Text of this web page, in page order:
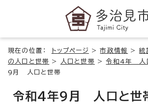
現在の位置： トップページ >市政情報 > 統
の人口と世帯
> 人口と世帯 >令和4年 人
9月 人口と世帯
令和4年9月 人口と世